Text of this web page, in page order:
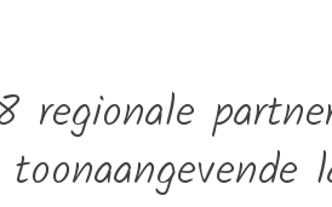
regionale